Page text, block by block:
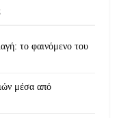
το φαινόμενο του
μέσα από